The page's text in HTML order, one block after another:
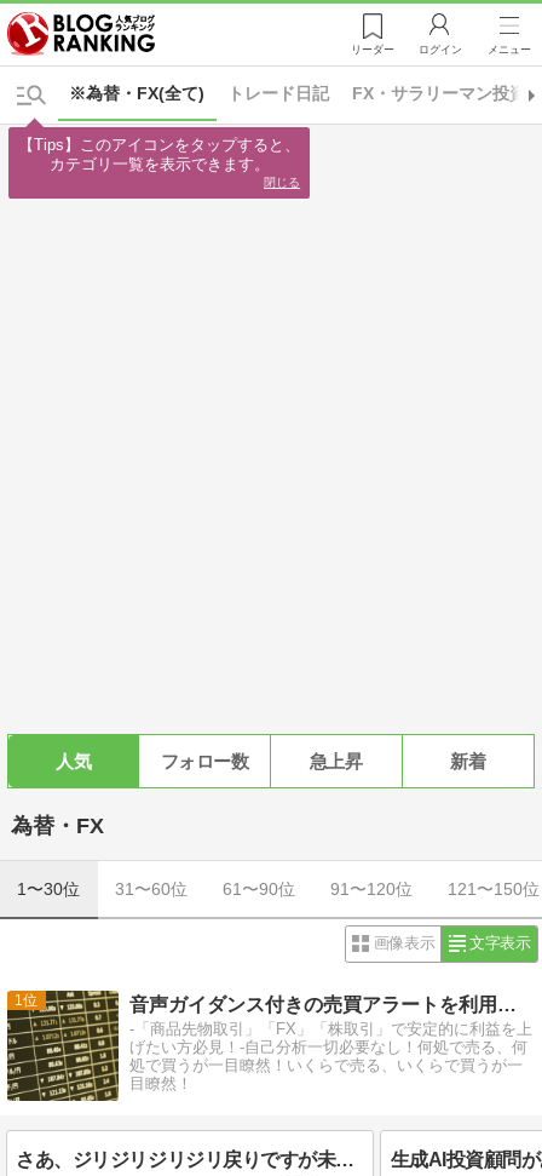
リーダー ログイン メニュー
※為替・FX(全て) トレード日記 FX・サラリーマン投資
人気 フォロー数 急上昇 新着
為替・FX
1〜30位 31〜60位 61〜90位 91〜120位 121〜150位
画像表示 文字表示
1 音声ガイダンス付きの売買アラートを利用して楽々トレード！
-「商品先物取引」「FX」「株取引」で安定的に利益を上
げたい方必見！-自己分析一切必要なし！何処で売る、何
処で買うが一目瞭然！いくらで売る、いくらで買うが一
目瞭然！
さあ、ジリジリジリジリ戻りですが未だ円高の流れは変わらなさそうです！生成AIでガンガン稼ごう！
【Tips】このアイコンをタップすると、
カテゴリ一覧を表示できます。
閉じる